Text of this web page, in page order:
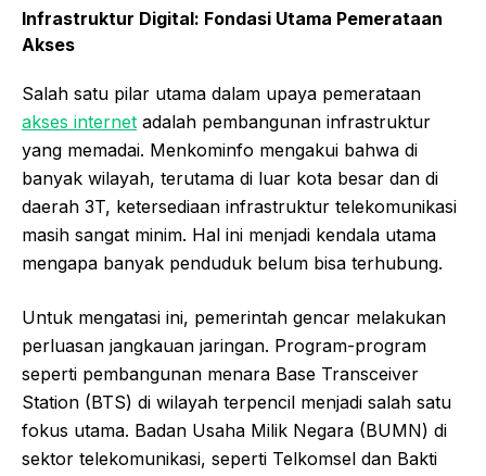
Infrastruktur Digital: Fondasi Utama Pemerataan
Akses
Salah satu pilar utama dalam upaya pemerataan
akses internet adalah pembangunan infrastruktur
yang memadai. Menkominfo mengakui bahwa di
banyak wilayah, terutama di luar kota besar dan di
daerah 3T, ketersediaan infrastruktur telekomunikasi
masih sangat minim. Hal ini menjadi kendala utama
mengapa banyak penduduk belum bisa terhubung.
Untuk mengatasi ini, pemerintah gencar melakukan
perluasan jangkauan jaringan. Program-program
seperti pembangunan menara Base Transceiver
Station (BTS) di wilayah terpencil menjadi salah satu
fokus utama. Badan Usaha Milik Negara (BUMN) di
sektor telekomunikasi, seperti Telkomsel dan Bakti